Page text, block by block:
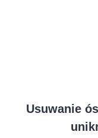
Usuwanie